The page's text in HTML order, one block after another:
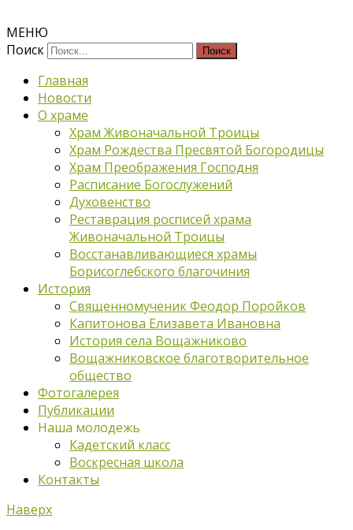
МЕНЮ
Поиск
Главная
Новости
О храме
Храм Живоначальной Троицы
Храм Рождества Пресвятой Богородицы
Храм Преображения Господня
Расписание Богослужений
Духовенство
Реставрация росписей храма
Живоначальной Троицы
Восстанавливающиеся храмы
Борисоглебского благочиния
История
Священномученик Феодор Поройков
Капитонова Елизавета Ивановна
История села Вощажниково
Вощажниковское благотворительное
общество
Фотогалерея
Публикации
Наша молодежь
Кадетский класс
Воскресная школа
Контакты
Наверх